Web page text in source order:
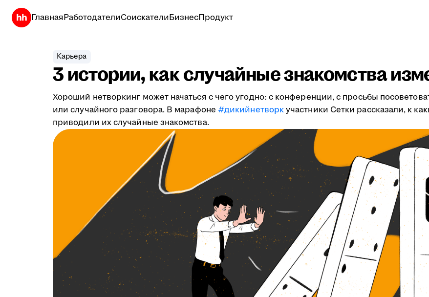
ГлавнаяРаботодателиСоискателиБизнесПродукт
Карьера
3 истории, как случайные знакомства
Хороший нетворкинг может начаться с чего угодно: с конференции, с просьбы
или случайного разговора. В марафоне #дикийнетворкучастники Сетки рассказали, к
приводили их случайные знакомства.